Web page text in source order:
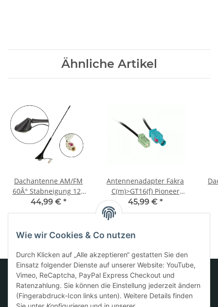
Ähnliche Artikel
Dachantenne AM/FM
60Â° Stabneigung 12V
Phantom anti-theft
44,99 € *
Antennenadapter Fakra
C(m)>GT16(f) Pioneer
Metra
45,99 € *
Informationen
Wie wir Cookies & Co nutzen
Durch Klicken auf „Alle akzeptieren“ gestatten Sie den
Einsatz folgender Dienste auf unserer Website: YouTube,
Vimeo, ReCaptcha, PayPal Express Checkout und
Ratenzahlung. Sie können die Einstellung jederzeit ändern
(Fingerabdruck-Icon links unten). Weitere Details finden